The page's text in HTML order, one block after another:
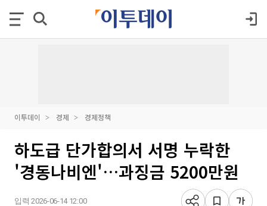
이투데이 경제 경제정책
하도급 단가합의서 서명 누락한
'경동나비엔'…과징금 5200만원
입력 2026-06-14 12:00